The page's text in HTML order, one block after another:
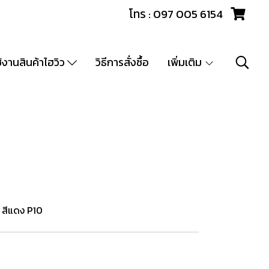
โทร : 097 005 6154
านสินค้าไฮวิว วิธีการสั่งซื้อ เพิ่มเติม
แดง P10